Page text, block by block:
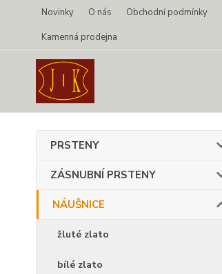
Novinky O nás Obchodní podmínky
Kamenná prodejna
PRSTENY
ZÁSNUBNÍ PRSTENY
NÁUŠNICE
žluté zlato
bílé zlato